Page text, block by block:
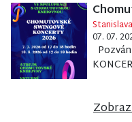
07. 07.